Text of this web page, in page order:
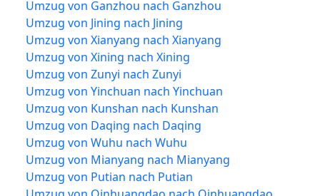
Umzug von Ganzhou nach Ganzhou
Umzug von Jining nach Jining
Umzug von Xianyang nach Xianyang
Umzug von Xining nach Xining
Umzug von Zunyi nach Zunyi
Umzug von Yinchuan nach Yinchuan
Umzug von Kunshan nach Kunshan
Umzug von Daqing nach Daqing
Umzug von Wuhu nach Wuhu
Umzug von Mianyang nach Mianyang
Umzug von Putian nach Putian